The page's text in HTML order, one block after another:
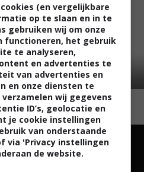
filmoverzicht.
(en vergelijkbare
op te slaan en in te
gebruiken wij om onze
functioneren, het gebruik
te analyseren,
en advertenties te
van advertenties en
en onze diensten te
wij gegevens
ID’s, geolocatie en
je cookie instellingen
van onderstaande
via 'Privacy instellingen
de website.